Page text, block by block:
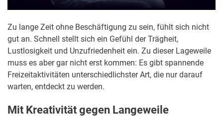
Zu lange Zeit ohne Beschäftigung zu sein, fühlt sich nicht
gut an. Schnell stellt sich ein Gefühl der Trägheit,
Lustlosigkeit und Unzufriedenheit ein. Zu dieser Lageweile
muss es aber gar nicht erst kommen: Es gibt spannende
Freizeitaktivitäten unterschiedlichster Art, die nur darauf
warten, entdeckt zu werden.
Mit Kreativität gegen Langeweile